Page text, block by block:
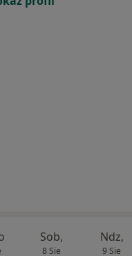
Sob,
8 Sie
Ndz,
9 Sie